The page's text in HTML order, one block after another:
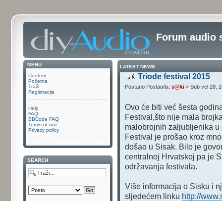
Forum audio
MENU
Content
Početna
Traži
Registracija
Help
FAQ
BBCode FAQ
Terms of use
Privacy policy
SEARCH
LATEST NEWS
Triode festival 2015
Postano Postao/la: s@ki » Sub vel 28,
Ovo će biti već šesta
Festival,što nije mala
malobrojnih zaljubljenika
Festival je prošao kroz
došao u Sisak. Bilo je
centralnoj Hrvatskoj pa je
održavanja festivala.
Više informacija o Sisku i
sljedećem linku http://